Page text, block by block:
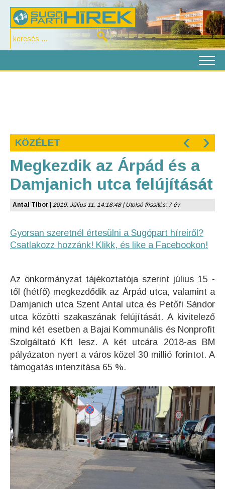
KÖZÉLET ‹ ›
Megkezdik az Árpád és a
Damjanich utca felújítását
Antal Tibor 2019. Július 11. 14:18:48 | Utolsó frissítés: 7 év
Gyorsan szeretnél értesülni a Sugópart híreiről?
Csatlakozz hozzánk! Klikk, és like a Facebookon!
Az önkormányzat tájékoztatója szerint július 15 -
től (hétfő) megkezdődik az Árpád utca, valamint a
Damjanich utca Szent Antal utca és Petőfi Sándor
utca közötti szakaszának felújítását. A kivitelező
mind két esetben a Bajai Kommunális és Nonprofit
Szolgáltató Kft lesz. A két utcára 2018-as BM
pályázaton nyert a város közel 30 millió forintot. A
támogatás intenzitása 65 %.